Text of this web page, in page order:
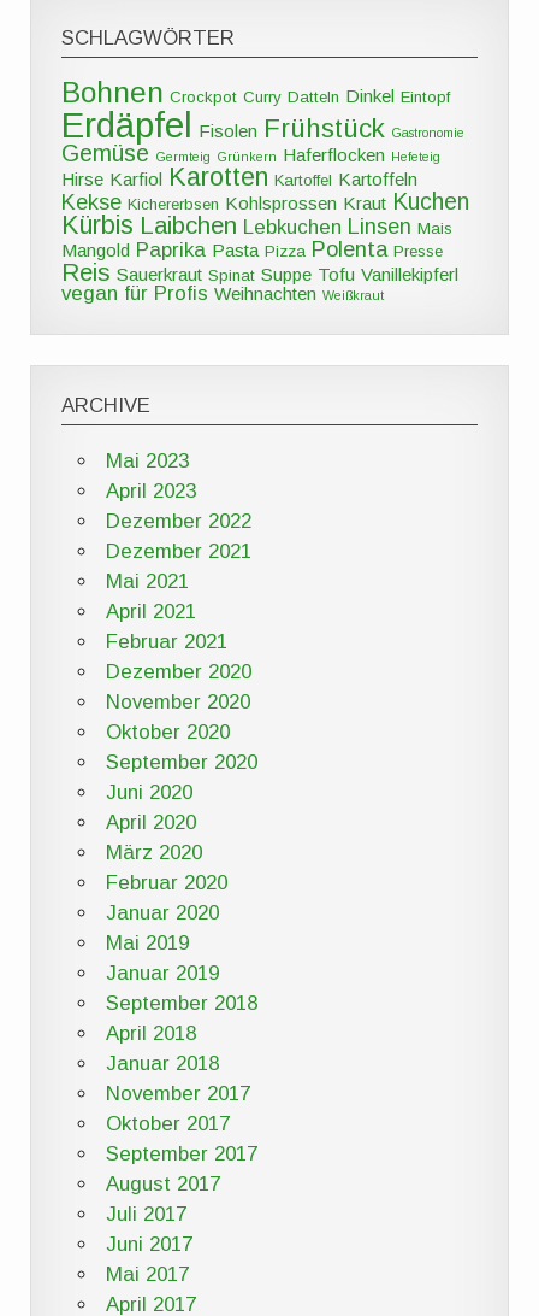
SCHLAGWÖRTER
Bohnen Crockpot Curry Datteln Dinkel Eintopf
Erdäpfel Fisolen Frühstück Gastronomie
Gemüse Germteig Grünkern Haferflocken Hefeteig
Hirse Karfiol Karotten Kartoffel Kartoffeln
Kekse Kichererbsen Kohlsprossen Kraut Kuchen
Kürbis Laibchen Lebkuchen Linsen Mais
Mangold Paprika Pasta Pizza Polenta Presse
Reis Sauerkraut Spinat Suppe Tofu Vanillekipferl
vegan für Profis Weihnachten Weißkraut
ARCHIVE
Mai 2023
April 2023
Dezember 2022
Dezember 2021
Mai 2021
April 2021
Februar 2021
Dezember 2020
November 2020
Oktober 2020
September 2020
Juni 2020
April 2020
März 2020
Februar 2020
Januar 2020
Mai 2019
Januar 2019
September 2018
April 2018
Januar 2018
November 2017
Oktober 2017
September 2017
August 2017
Juli 2017
Juni 2017
Mai 2017
April 2017